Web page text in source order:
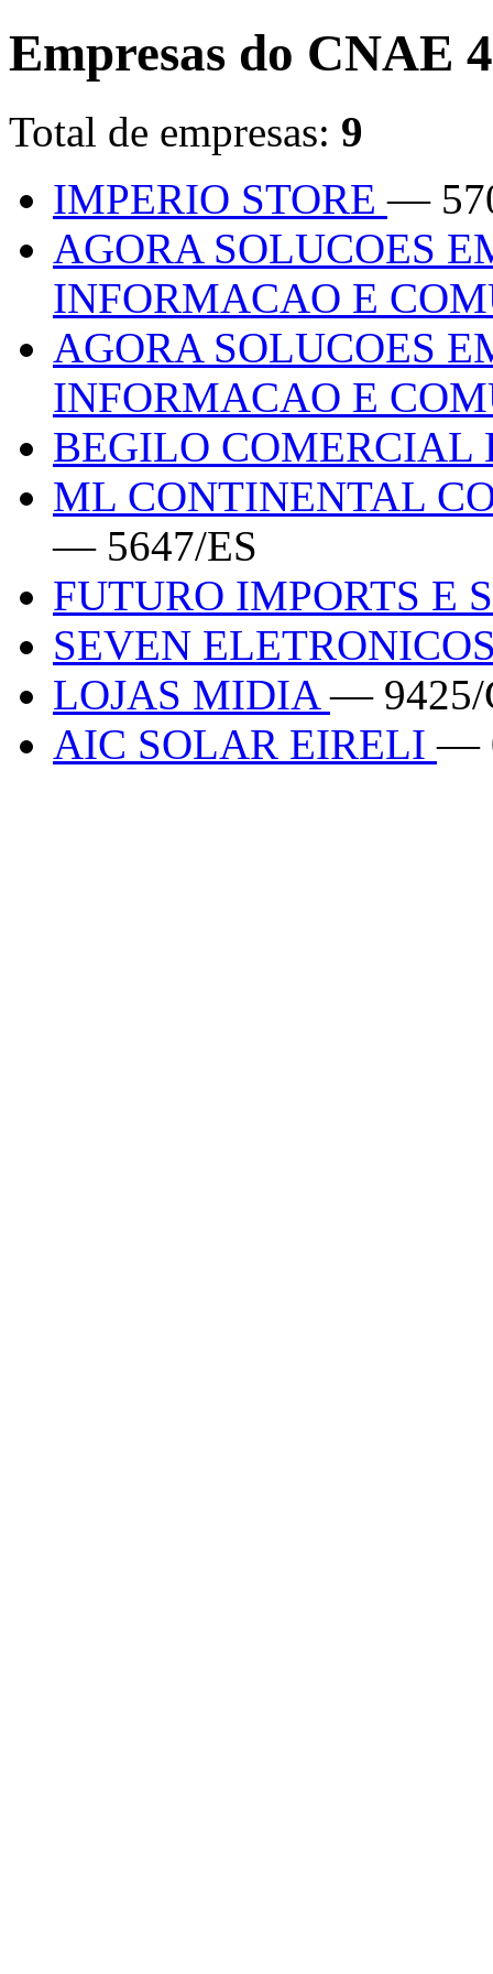
Empresas do CNAE
Total de empresas: 9
IMPERIO STORE—
AGORA SOLUCOES
INFORMACAO E
AGORA SOLUCOES
INFORMACAO E
BEGILO
ML CONTINENTAL
— 5647/ES
FUTURO IMPORTS E
SEVEN
LOJAS MIDIA— 9425/
AIC SOLAR EIRELI—